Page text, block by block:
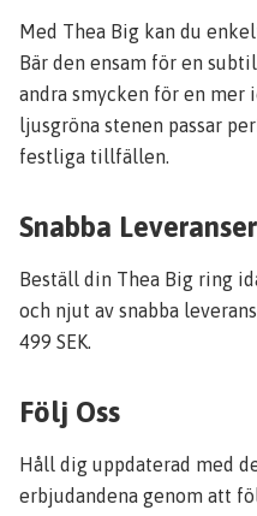
Med Thea Big kan du
Bär den ensam för en
andra smycken för en mer
ljusgröna stenen passar
festliga tillfällen.
Snabba
Beställ din Thea Big ring
och njut av snabba
499 SEK.
Följ Oss
Håll dig uppdaterad med
erbjudandena genom att